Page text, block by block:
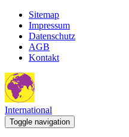
Sitemap
Impressum
Datenschutz
AGB
Kontakt
International
Toggle navigation